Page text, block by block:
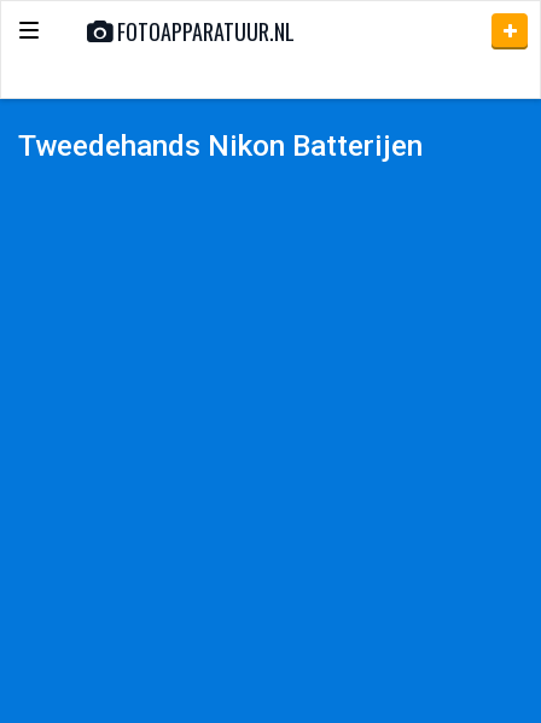
Toggle
FOTOAPPARATUUR.NL
Tweedehands Nikon Batterijen